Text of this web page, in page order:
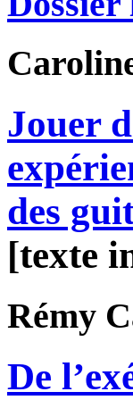
Jouer
des
[texte
Rémy
De